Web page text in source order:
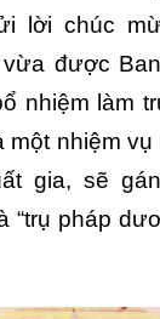
lời chúc
được
nhiệm làm
một nhiệm
gia, sẽ
“trụ pháp